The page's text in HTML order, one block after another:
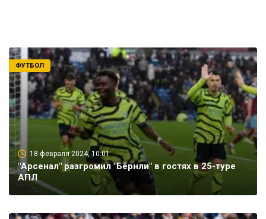
18 февраля 2024, 10:01
"Арсенал" разгромил "Бёрнли" в гостях в 25-туре
АПЛ
ФУТБОЛ